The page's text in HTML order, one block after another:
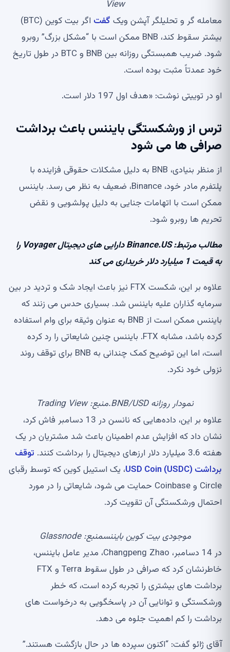
View
معامله گر و تحلیلگر آپشن ویک گفت
اگر بیت کوین (BTC)
بیشتر سقوط کند، BNB ممکن است با “مشکل بزرگ” روبرو
شود. ضریب همبستگی روزانه بین BNB و BTC در طول تاریخ
خود عمدتاً مثبت بوده است.
او در توییتی نوشت: «هدف اول 197 دلار است.
ترس از ورشکستگی بایننس باعث برداشت
صرافی ها می شود
از منظر بنیادی، BNB به دلیل مشکلات حقوقی فزاینده با
پلتفرم مادر خود، Binance، ضعیف به نظر می رسد. بایننس
ممکن است با اتهامات جنایی به دلیل پولشویی و نقض
تحریم ها روبرو شود.
مطالب مرتبط: Binance.US دارایی های دیجیتال Voyager را
به قیمت 1 میلیارد دلار خریداری می کند
علاوه بر این، شکست FTX نیز باعث ایجاد شک و تردید در بین
سرمایه گذاران علیه بایننس شد. بسیاری حدس می زنند که
بایننس ممکن است از BNB به عنوان وثیقه برای وام استفاده
کرده باشد، مشابه FTX. بایننس چنین شایعاتی را رد کرده
است، اما این توضیح کمک چندانی به BNB برای توقف روند
نزولی خود نکرد.
نمودار روزانه BNB/USD.منبع: Trading View
علاوه بر این، داده‌هایی که نانسن در 13 دسامبر فاش کرد،
نشان داد که افزایش عدم اطمینان باعث شد مشتریان در یک
هفته 3.6 میلیارد دلار ارزهای دیجیتال را برداشت کنند.
توقف
برداشت USD Coin (USDC)
، یک استیبل کوین که توسط رقبای
Circle و Coinbase حمایت می شود، شایعاتی را در مورد
احتمال ورشکستگی آن تقویت کرد.
موجودی بیت کوین بایننسمنبع: Glassnode
در 14 دسامبر، Changpeng Zhao، مدیر عامل بایننس،
خاطرنشان کرد که صرافی در طول سقوط Terra و FTX
برداشت های بیشتری را تجربه کرده است، که خطر
ورشکستگی و توانایی آن در پاسخگویی به درخواست های
برداشت را کم اهمیت جلوه می دهد.
آقای ژائو گفت: “اکنون سپرده ها در حال بازگشت هستند.”